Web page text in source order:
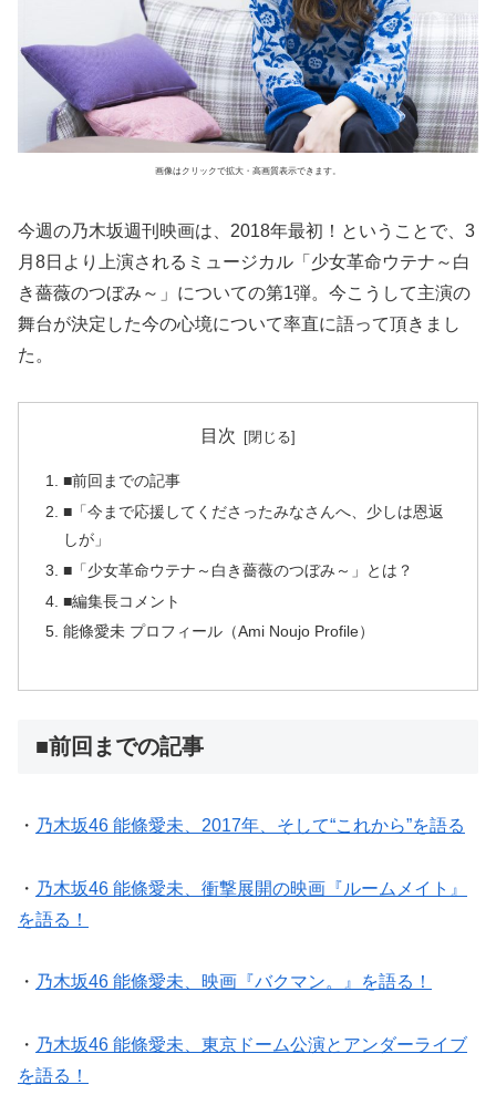
画像はクリックで拡大・高画質表示できます。
今週の乃木坂週刊映画は、2018年最初！ということで、3
月8日より上演されるミュージカル「少女革命ウテナ～白
き薔薇のつぼみ～」についての第1弾。今こうして主演の
舞台が決定した今の心境について率直に語って頂きまし
た。
目次
■前回までの記事
■「今まで応援してくださったみなさんへ、少しは恩返
しが」
■「少女革命ウテナ～白き薔薇のつぼみ～」とは？
■編集長コメント
能條愛未 プロフィール（Ami Noujo Profile）
■前回までの記事
・ 乃木坂46 能條愛未、2017年、そして“これから”を語る
・ 乃木坂46 能條愛未、衝撃展開の映画『ルームメイト』
を語る！
・ 乃木坂46 能條愛未、映画『バクマン。』を語る！
・ 乃木坂46 能條愛未、東京ドーム公演とアンダーライブ
を語る！